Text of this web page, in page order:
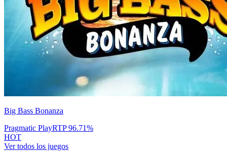
Big Bass Bonanza
Pragmatic PlayRTP96.71%
HOT
Ver todos los juegos